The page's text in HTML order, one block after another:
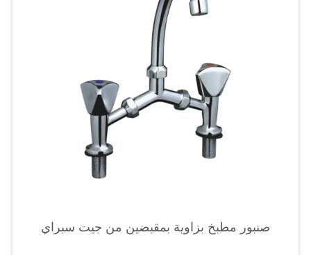
صنبور مطبخ بزاوية بمقبضين من جيت سبراي